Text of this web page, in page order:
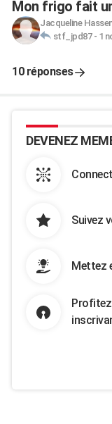
Mon frigo fait
Jacqueline
stf_jpd87- 1
10 réponses
DEVENEZ
Suivez
Mettez